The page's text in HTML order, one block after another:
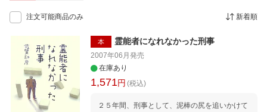
注文可能商品のみ 新着順
本 霊能者になれなかった刑事
2007年06月 発売
在庫あり
1,571円 (税込)
２５年間、刑事として、泥棒の尻を追いかけて